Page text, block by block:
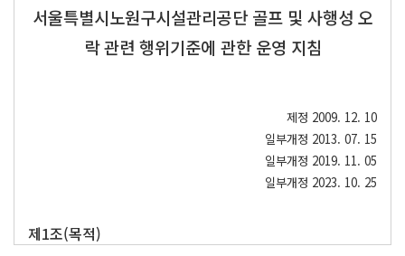
서울특별시노원구시설관리공단 골프 및 사행성 오
락 관련 행위기준에 관한 운영 지침
제정 2009. 12. 10
일부개정 2013. 07. 15
일부개정 2019. 11. 05
일부개정 2023. 10. 25
제1조(목적)